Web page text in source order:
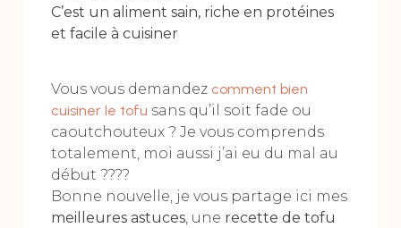
C’est un aliment sain, riche en protéines
et facile à cuisiner
Vous vous demandez comment bien
cuisiner le tofu sans qu’il soit fade ou
caoutchouteux ? Je vous comprends
totalement, moi aussi j’ai eu du mal au
début ????
Bonne nouvelle, je vous partage ici mes
meilleures astuces, une recette de tofu